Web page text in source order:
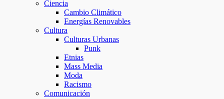
Ciencia
Cambio Climático
Energías Renovables
Cultura
Culturas Urbanas
Punk
Etnias
Mass Media
Moda
Racismo
Comunicación